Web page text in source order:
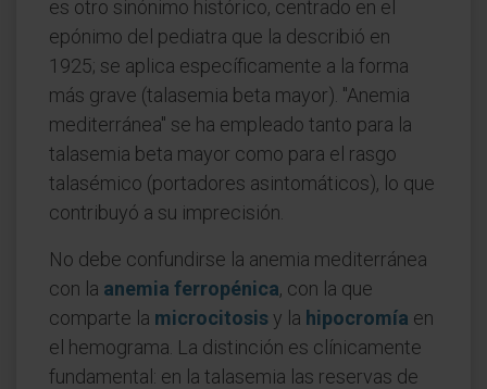
es otro sinónimo histórico, centrado en el
epónimo del pediatra que la describió en
1925; se aplica específicamente a la forma
más grave (talasemia beta mayor). "Anemia
mediterránea" se ha empleado tanto para la
talasemia beta mayor como para el rasgo
talasémico (portadores asintomáticos), lo que
contribuyó a su imprecisión.
No debe confundirse la anemia mediterránea
con la anemia ferropénica, con la que
comparte la microcitosisy la hipocromía en
el hemograma. La distinción es clínicamente
fundamental: en la talasemia las reservas de